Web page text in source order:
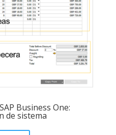
Business One:
de sistema